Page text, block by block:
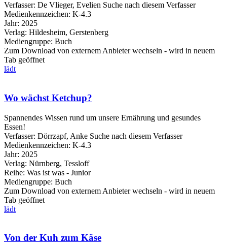
Verfasser: De Vlieger, Evelien Suche nach diesem Verfasser
Medienkennzeichen: K-4.3
Jahr: 2025
Verlag: Hildesheim, Gerstenberg
Mediengruppe: Buch
Zum Download von externem Anbieter wechseln - wird in neuem
Tab geöffnet
lädt
Wo wächst Ketchup?
Spannendes Wissen rund um unsere Ernährung und gesundes
Essen!
Verfasser: Dörrzapf, Anke Suche nach diesem Verfasser
Medienkennzeichen: K-4.3
Jahr: 2025
Verlag: Nürnberg, Tessloff
Reihe: Was ist was - Junior
Mediengruppe: Buch
Zum Download von externem Anbieter wechseln - wird in neuem
Tab geöffnet
lädt
Von der Kuh zum Käse